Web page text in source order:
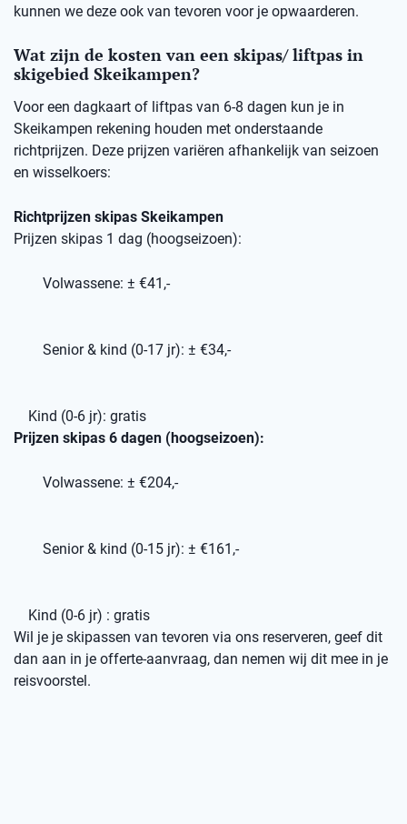
kunnen we deze ook van tevoren voor je opwaarderen.
Wat zijn de kosten van een skipas/ liftpas in
skigebied Skeikampen?
Voor een dagkaart of liftpas van 6-8 dagen kun je in
Skeikampen rekening houden met onderstaande
richtprijzen. Deze prijzen variëren afhankelijk van seizoen
en wisselkoers:
Richtprijzen skipas Skeikampen
Prijzen skipas 1 dag (hoogseizoen):
Volwassene: ± €41,-
Senior & kind (0-17 jr): ± €34,-
Kind (0-6 jr): gratis
Prijzen skipas 6 dagen (hoogseizoen):
Volwassene: ± €204,-
Senior & kind (0-15 jr): ± €161,-
Kind (0-6 jr) : gratis
Wil je je skipassen van tevoren via ons reserveren, geef dit
dan aan in je offerte-aanvraag, dan nemen wij dit mee in je
reisvoorstel.